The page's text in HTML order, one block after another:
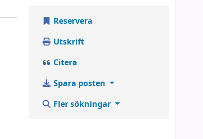
Reservera
Utskrift
Citera
Spara posten
Fler sökningar